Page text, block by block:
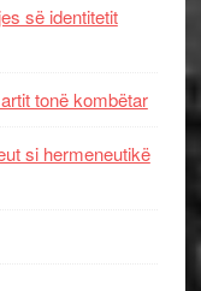
së identitetit
tonë kombëtar
si hermeneutikë